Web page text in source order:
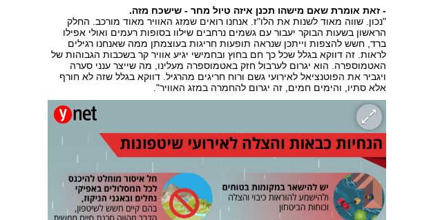
- זאת אומרת שאם מישהו תכנן איזה טיול מחר - שישכח מזה.
"נכון. שווה מאוד לשנות את הלו"ז. אנחנו רואים שמזג האוויר מאוד מורכב. החלק
הראשון בשעות הבוקר יעבור עם גשמים נרחבים שילוו בסופות רעמים ואולי אפילו
ברד, חשש להצפות וייתכן שנראה תופעות חריגות בעוצמתן ממה שאנחנו רגילים
לראות. זה דווקא בגלל שכל כך חם בחוץ ובחמישי יגיע אוויר קר בשכבות הגבוהות של
האטמוספרה. הוא יגרום לערבול חזק באטמוספרה מעלינו, מה שייצר ענני סערה
ויגביר את הפוטנציאל לאירועי גשם ורוח חריגים מהרגיל. דווקא בגלל שזה לא חורף
אלא סתיו, והימים חמים, זה יגרום להחמרה במזג האוויר".